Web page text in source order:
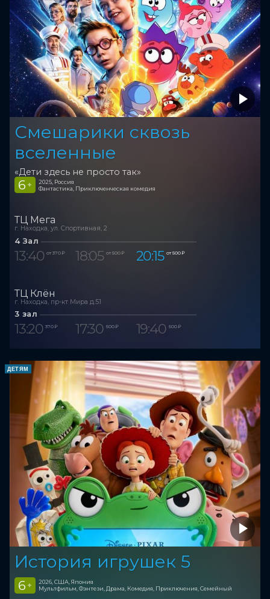
Смешарики сквозь
вселенные
«Дети здесь не просто так»
6 +
2025, Россия
Фантастика, Приключенческая комедия
ТЦ Мега
г. Находка, ул. Спортивная, 2
4 Зал
13:40 от 370 ₽ 18:05 от 500 ₽ 20:15 от 500 ₽
ТЦ Клён
г. Находка, пр-кт Мира д.51
3 зал
13:20 370 ₽ 17:30 500 ₽ 19:40 500 ₽
ДЕТЯМ
История игрушек 5
6 +
2026, США, Япония
Мультфильм, Фэнтези, Драма, Комедия, Приключения, Семейный